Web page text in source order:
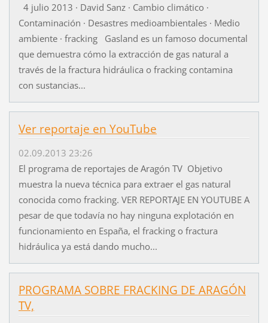
4 julio 2013 · David Sanz · Cambio climático ·
Contaminación · Desastres medioambientales · Medio
ambiente · fracking Gasland es un famoso documental
que demuestra cómo la extracción de gas natural a
través de la fractura hidráulica o fracking contamina
con sustancias...
Ver reportaje en YouTube
02.09.2013 23:26
El programa de reportajes de Aragón TV Objetivo
muestra la nueva técnica para extraer el gas natural
conocida como fracking. VER REPORTAJE EN YOUTUBE A
pesar de que todavía no hay ninguna explotación en
funcionamiento en España, el fracking o fractura
hidráulica ya está dando mucho...
PROGRAMA SOBRE FRACKING DE ARAGÓN
TV,